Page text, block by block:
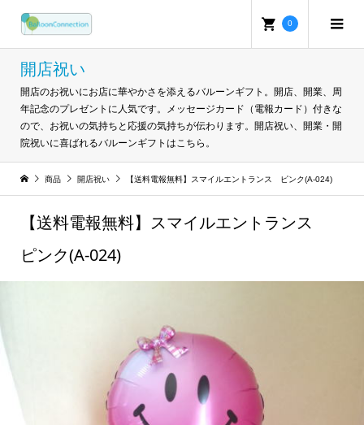
0
開店祝い
開店のお祝いにお店に華やかさを添えるバルーンギフト。開店、開業、周
年記念のプレゼントに人気です。メッセージカード（電報カード）付きな
ので、お祝いの気持ちと応援の気持ちが伝わります。開店祝い、開業・開
院祝いに喜ばれるバルーンギフトはこちら。
商品 開店祝い 【送料電報無料】スマイルエントランス ピンク(A-024)
【送料電報無料】スマイルエントランス
ピンク(A-024)